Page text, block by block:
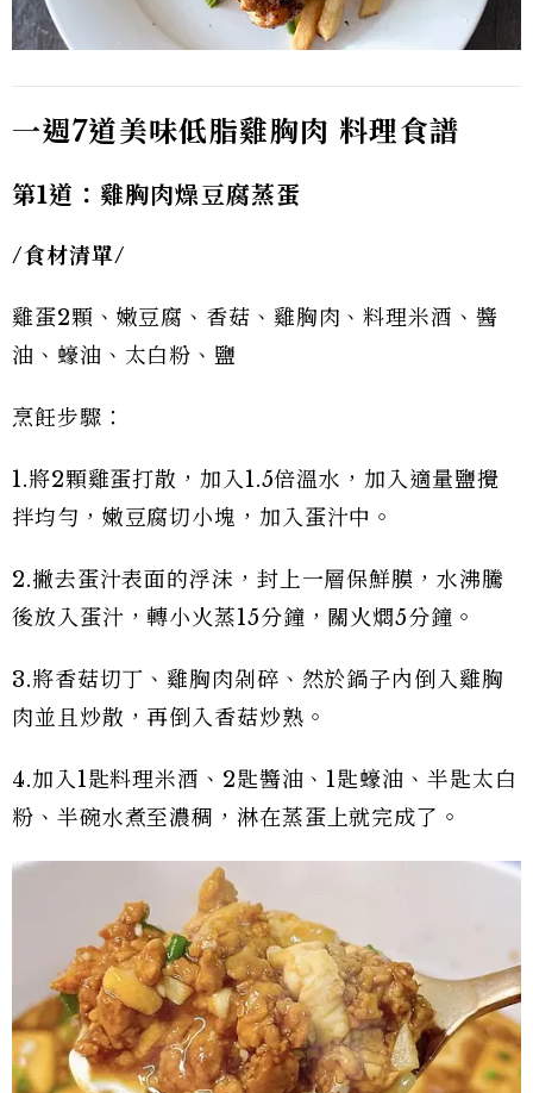
一週7道美味低脂雞胸肉 料理食譜
第1道：雞胸肉燥豆腐蒸蛋
/食材清單/
雞蛋2顆、嫩豆腐、香菇、雞胸肉、料理米酒、醬
油、蠔油、太白粉、鹽
烹飪步驟：
1.將2顆雞蛋打散，加入1.5倍溫水，加入適量鹽攪
拌均勻，嫩豆腐切小塊，加入蛋汁中。
2.撇去蛋汁表面的浮沫，封上一層保鮮膜，水沸騰
後放入蛋汁，轉小火蒸15分鐘，關火燜5分鐘。
3.將香菇切丁、雞胸肉剁碎、然於鍋子內倒入雞胸
肉並且炒散，再倒入香菇炒熟。
4.加入1匙料理米酒、2匙醬油、1匙蠔油、半匙太白
粉、半碗水煮至濃稠，淋在蒸蛋上就完成了。